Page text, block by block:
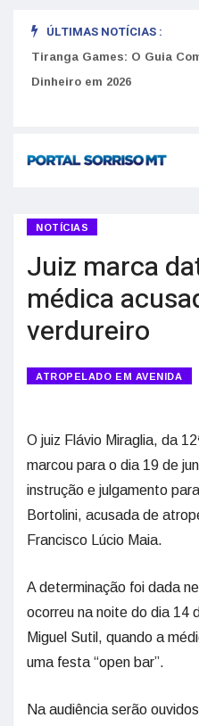
ÚLTIMAS NOTÍCIAS :
Tiranga Games: O Guia
Dinheiro em 2026
NOTÍCIAS
Juiz marca
médica
verdureiro
ATROPELADO EM AVENIDA
O juiz Flávio Miraglia, da
marcou para o dia 19 de
instrução e julgamento
Bortolini, acusada de
Francisco Lúcio Maia.
A determinação foi dada
ocorreu na noite do dia 14
Miguel Sutil, quando a
uma festa “open bar”.
Na audiência serão